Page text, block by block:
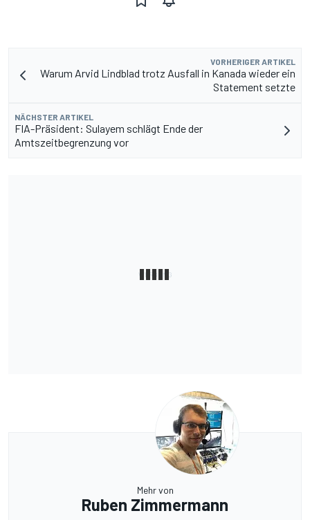
VORHERIGER ARTIKEL
Warum Arvid Lindblad trotz Ausfall in Kanada wieder ein
Statement setzte
NÄCHSTER ARTIKEL
FIA-Präsident: Sulayem schlägt Ende der
Amtszeitbegrenzung vor
Mehr von
Ruben Zimmermann